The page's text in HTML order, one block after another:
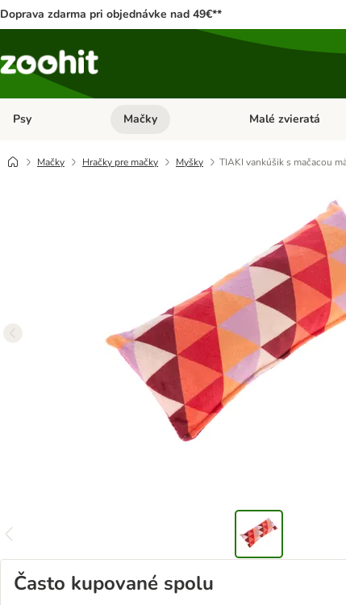
Doprava zdarma pri objednávke nad 49€**
Psy Otvoriť menu: Psy
Mačky Otvoriť menu: Mačky
Malé zvieratá
Mačky Hračky pre mačky Myšky TIAKI vankúšik s mačacou
Často kupované spolu